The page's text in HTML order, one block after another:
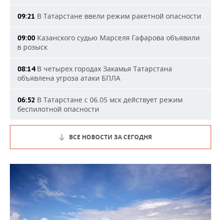
09:21 В Татарстане ввели режим ракетной опасности
09:00 Казанского судью Марселя Гафарова объявили
в розыск
08:14В четырех городах Закамья Татарстана
объявлена угроза атаки БПЛА
06:52 В Татарстане с 06.05 мск действует режим
беспилотной опасности
ВСЕ НОВОСТИ ЗА СЕГОДНЯ